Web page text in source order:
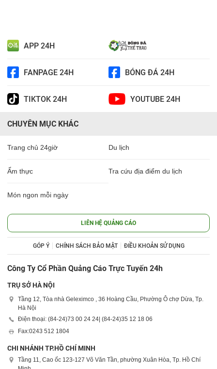
APP 24H
FANPAGE 24H BÓNG ĐÁ 24H
TIKTOK 24H YOUTUBE 24H
CHUYÊN MỤC KHÁC
Trang chủ 24giờ Du lịch
Ẩm thực Tra cứu địa điểm du lịch
Món ngon mỗi ngày
LIÊN HỆ QUẢNG CÁO
GÓP Ý CHÍNH SÁCH BẢO MẬT ĐIỀU KHOẢN SỬ DỤNG
Công Ty Cổ Phần Quảng Cáo Trực Tuyến 24h
TRỤ SỞ HÀ NỘI
Tầng 12, Tòa nhà Geleximco , 36 Hoàng Cầu, Phường Ô chợ Dừa, Tp.
Hà Nội
Điện thoại: (84-24)73 00 24 24 | (84-24)35 12 18 06
Fax:0243 512 1804
CHI NHÁNH TP.HỒ CHÍ MINH
Tầng 11, Cao ốc 123-127 Võ Văn Tần, phường Xuân Hòa, Tp. Hồ Chí